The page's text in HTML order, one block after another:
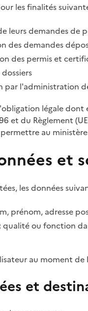
les finalités
leurs demandes
des demandes
des permis et
l'administration
légale
et du Règlement
au
et
les données
prénom, adresse
ou fonction
au moment
et